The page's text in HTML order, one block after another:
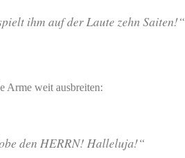
ihm auf der Laute zehn Saiten!“
Arme weit ausbreiten:
den HERRN! Halleluja!“